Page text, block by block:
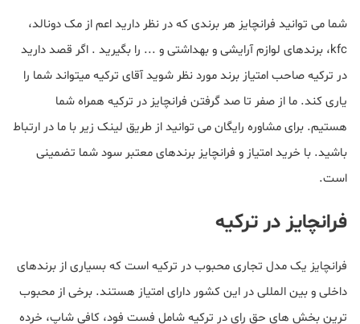
شما می توانید فرانچایز هر برندی که در نظر دارید اعم از مک دونالد،
kfc، برندهای لوازم آرایشی و بهداشتی و ... را بگیرید . اگر قصد دارید
در ترکیه صاحب امتیاز برند مورد نظر شوید آقای ترکیه میتواند شما را
یاری کند. ما از صفر تا صد گرفتن فرانچایز در ترکیه همراه شما
هستیم. برای مشاوره رایگان می توانید از طریق لینک زیر با ما در ارتباط
باشید. با خرید امتیاز و فرانچایز برندهای معتبر سود شما تضمینی
است.
فرانچایز در ترکیه
فرانچایز یک مدل تجاری محبوب در ترکیه است که بسیاری از برندهای
داخلی و بین المللی در این کشور دارای امتیاز هستند. برخی از محبوب
ترین بخش های حق رای در ترکیه شامل فست فود، کافی شاپ، خرده